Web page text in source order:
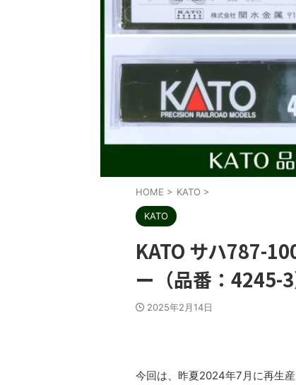
HOME > KATO >
KATO
KATO サハ787-
ー（品番：4245-
2025年2月14日
今回は、昨夏2024年7月に再生